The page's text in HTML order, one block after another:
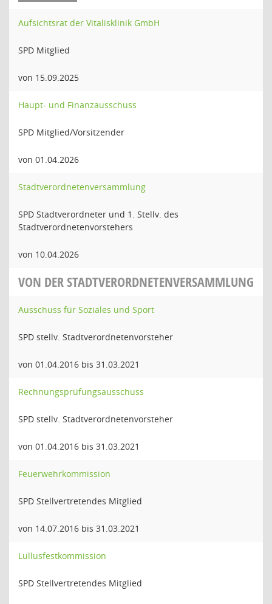
Aufsichtsrat der Vitalisklinik GmbH
SPD Mitglied
von 15.09.2025
Haupt- und Finanzausschuss
SPD Mitglied/Vorsitzender
von 01.04.2026
Stadtverordnetenversammlung
SPD Stadtverordneter und 1. Stellv. des
Stadtverordnetenvorstehers
von 10.04.2026
VON DER STADTVERORDNETENVERSAMMLUNG
Ausschuss für Soziales und Sport
SPD stellv. Stadtverordnetenvorsteher
von 01.04.2016 bis 31.03.2021
Rechnungsprüfungsausschuss
SPD stellv. Stadtverordnetenvorsteher
von 01.04.2016 bis 31.03.2021
Feuerwehrkommission
SPD Stellvertretendes Mitglied
von 14.07.2016 bis 31.03.2021
Lullusfestkommission
SPD Stellvertretendes Mitglied